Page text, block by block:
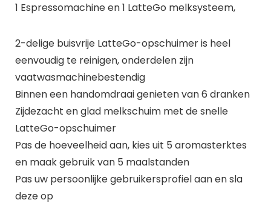
1 Espressomachine en 1 LatteGo melksysteem,
2-delige buisvrije LatteGo-opschuimer is heel
eenvoudig te reinigen, onderdelen zijn
vaatwasmachinebestendig
Binnen een handomdraai genieten van 6 dranken
Zijdezacht en glad melkschuim met de snelle
LatteGo-opschuimer
Pas de hoeveelheid aan, kies uit 5 aromasterktes
en maak gebruik van 5 maalstanden
Pas uw persoonlijke gebruikersprofiel aan en sla
deze op